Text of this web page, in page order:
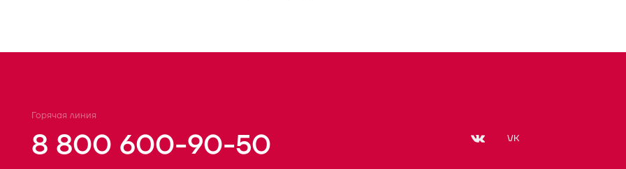
Горячая линия
8 800 600-90-50 VK